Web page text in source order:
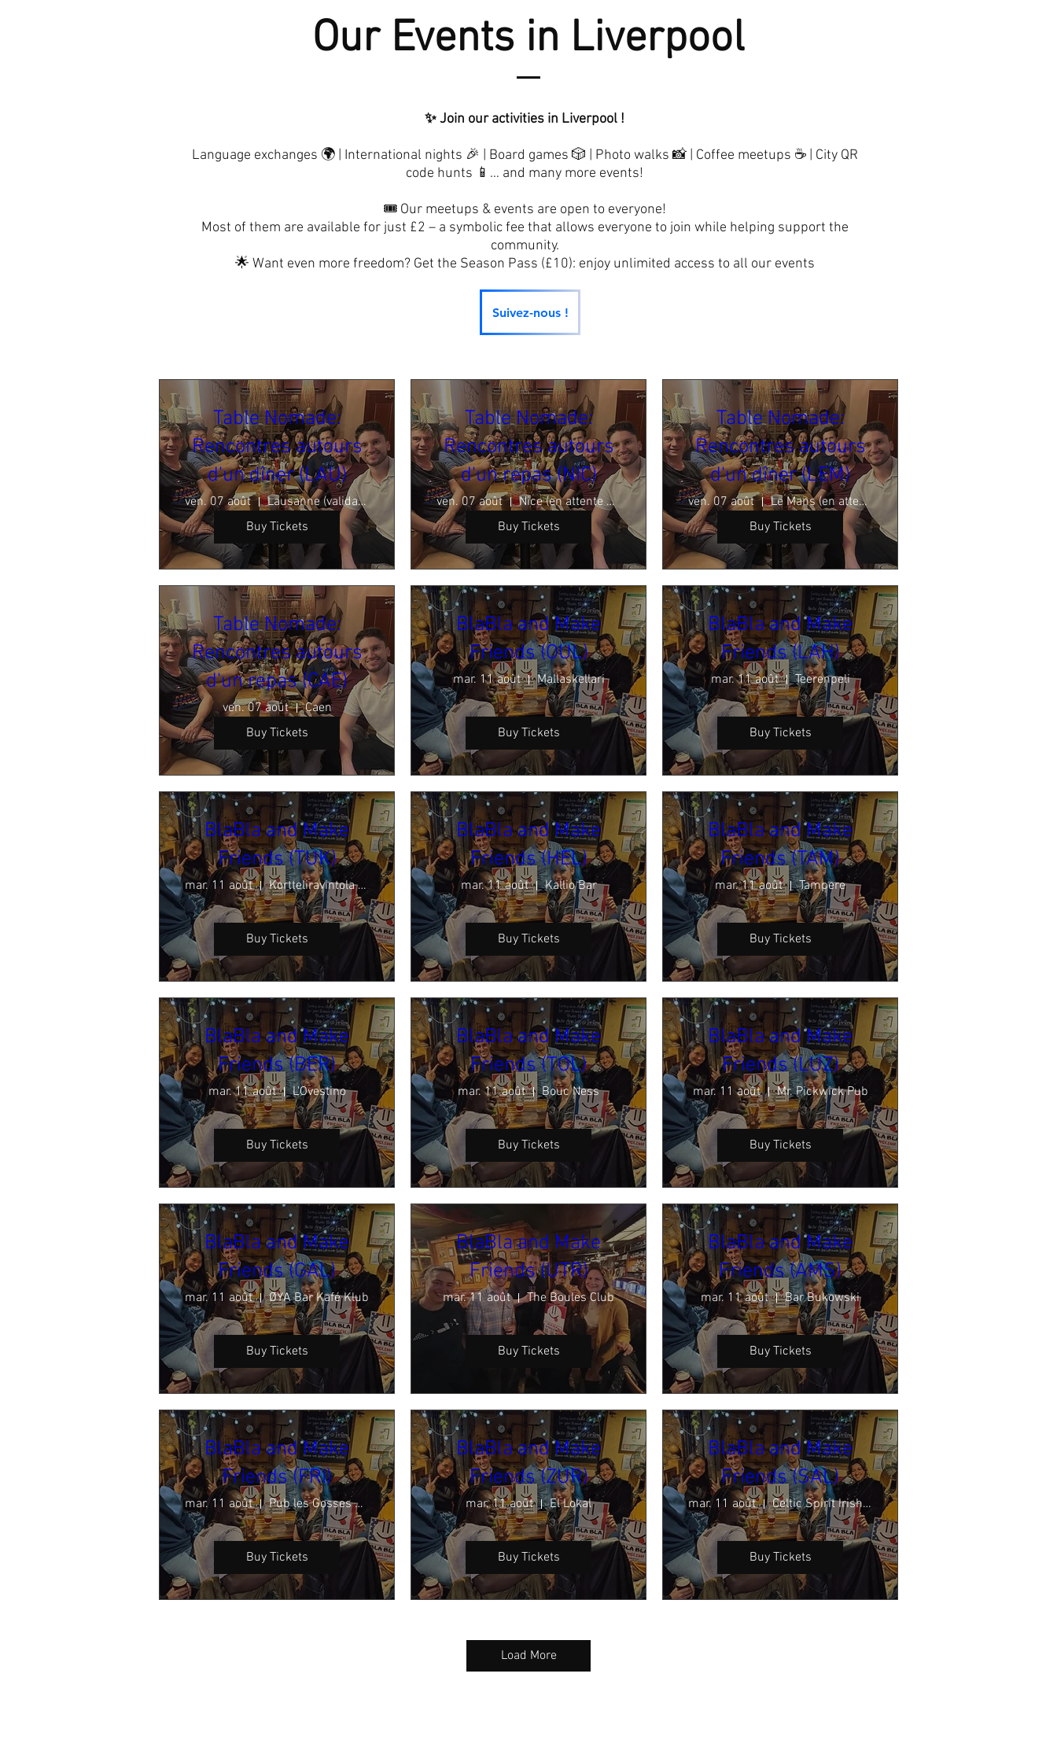
Our Events in Liverpool
✨ Join our activities in Liverpool !
Language exchanges 🌍 | International nights 🎉 | Board games 🎲 | Photo walks 📸 | Coffee meetups ☕ | City QR
code hunts 📱… and many more events!
🎟️ Our meetups & events are open to everyone!
Most of them are available for just £2 – a symbolic fee that allows everyone to join while helping support the
community.
🌟 Want even more freedom? Get the Season Pass (£10): enjoy unlimited access to all our events
Suivez-nous !
Table Nomade:
Rencontres autours
d'un dîner (LAU)
ven. 07 août
Lausanne (validation en cours)
Buy Tickets
Table Nomade:
Rencontres autours
d'un repas (NIC)
ven. 07 août
Nice (en attente de confirmation)
Buy Tickets
Table Nomade:
Rencontres autours
d'un dîner (LEM)
ven. 07 août
Le Mans (en attente de validation)
Buy Tickets
Table Nomade:
Rencontres autours
d'un repas (CAE)
ven. 07 août
Caen
Buy Tickets
BlaBla and Make
Friends (OUL)
mar. 11 août Mallaskellari
Buy Tickets
BlaBla and Make
Friends (LAH)
mar. 11 août Teerenpeli
Buy Tickets
BlaBla and Make
Friends (TUK)
mar. 11 août Kortteliravintola ARVO
Buy Tickets
BlaBla and Make
Friends (HEL)
mar. 11 août Kallio Bar
Buy Tickets
BlaBla and Make
Friends (TAM)
mar. 11 août Tampere
Buy Tickets
BlaBla and Make
Friends (BER)
mar. 11 août L'Ovestino
Buy Tickets
BlaBla and Make
Friends (TOL)
mar. 11 août Bouc Ness
Buy Tickets
BlaBla and Make
Friends (LUZ)
mar. 11 août Mr. Pickwick Pub
Buy Tickets
BlaBla and Make
Friends (GAL)
mar. 11 août ØYA Bar Kafé Klub
Buy Tickets
BlaBla and Make
Friends (UTR)
mar. 11 août The Boules Club
Buy Tickets
BlaBla and Make
Friends (AMS)
mar. 11 août Bar Bukowski
Buy Tickets
BlaBla and Make
Friends (FRI)
mar. 11 août Pub les Gosses du Québec
Buy Tickets
BlaBla and Make
Friends (ZUR)
mar. 11 août El Lokal
Buy Tickets
BlaBla and Make
Friends (SAL)
mar. 11 août Celtic Spirit Irish Pub
Buy Tickets
Load More